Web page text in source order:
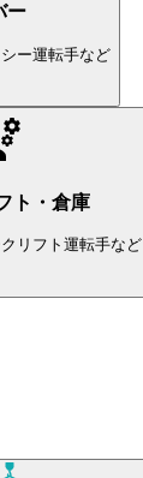
ー
ー運転手など
ト・倉庫
リフト運転手など